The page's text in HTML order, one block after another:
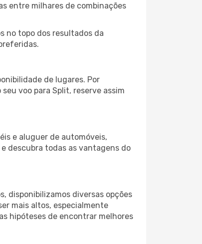
entre milhares de combinações
no topo dos resultados da
de lugares. Por
voo para Split, reserve assim
e aluguer de automóveis,
descubra todas as vantagens do
disponibilizamos diversas opções
mais altos, especialmente
hipóteses de encontrar melhores